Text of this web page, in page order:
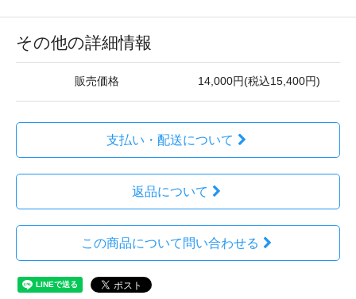
その他の詳細情報
販売価格 14,000円(税込15,400円)
支払い・配送について
返品について
この商品について問い合わせる